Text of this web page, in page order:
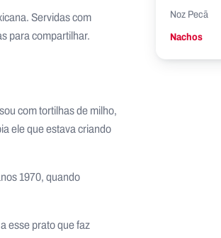
Servidas com
para compartilhar.
com tortilhas de milho,
ele que estava criando
1970, quando
esse prato que faz
Noz Pecã
Nachos